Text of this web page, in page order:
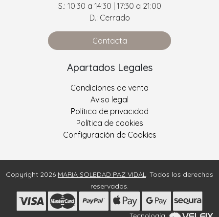
S.: 10:30 a 14:30 | 17:30 a 21:00
D.: Cerrado
Contacta
Apartados Legales
Condiciones de venta
Aviso legal
Política de privacidad
Política de cookies
Configuración de Cookies
Copyright 2026 MARIA SOLEDAD PAZ VIDAL. Todos los derechos
reservados.